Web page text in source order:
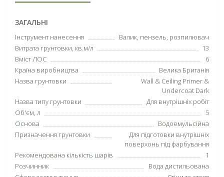
ЗАГАЛЬНІ
Інструмент нанесення
Валик, пензель, розпилювач
Витрата грунтовки, кв.м/л
13
Вміст ЛОС
6
Країна виробництва
Велика Британія
Назва грунтовки
Wall & Ceiling Primer &
Undercoat Dark
Назва типу грунтовки
Для внутрішніх робіт
Об'єм, л
5
Основа
Водоемульсійна
Призначення грунтовки
Для підготовки внутрішніх
поверхонь під фарбування
Рекомендована кількість шарів
1
Розчинник
Вода дистильована